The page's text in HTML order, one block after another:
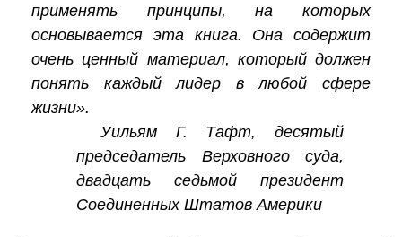
применять принципы, на которых
основывается эта книга. Она содержит
очень ценный материал, который должен
понять каждый лидер в любой сфере
жизни».
Уильям Г. Тафт, десятый
председатель Верховного суда,
двадцать седьмой президент
Соединенных Штатов Америки